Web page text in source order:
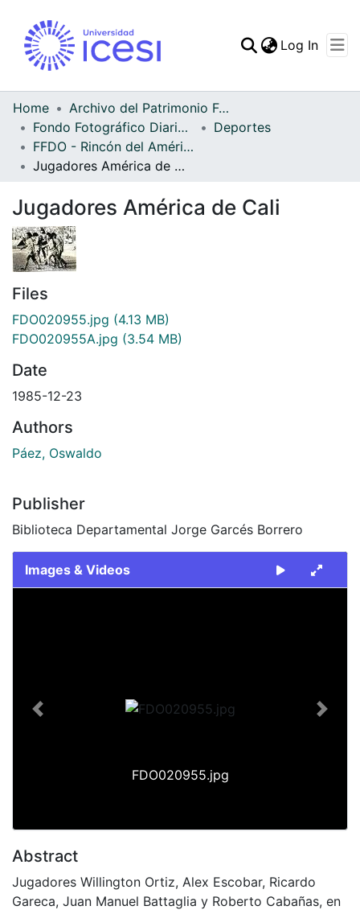
Statistics
Log In
Home
Archivo del Patrimonio Fotográfico y Fílmico del Valle del Cauca
Fondo Fotográfico Diario Occidente
Deportes
FFDO - Rincón del América - Patrimonial
Jugadores América de Cali
Jugadores América de Cali
Files
FDO020955.jpg (4.13 MB)
FDO020955A.jpg (3.54 MB)
Date
1985-12-23
Authors
Páez, Oswaldo
Publisher
Biblioteca Departamental Jorge Garcés Borrero
Images & Videos
FDO020955.jpg
Previous Next
Abstract
Jugadores Willington Ortiz, Alex Escobar, Ricardo
Gareca, Juan Manuel Battaglia y Roberto Cabañas, en